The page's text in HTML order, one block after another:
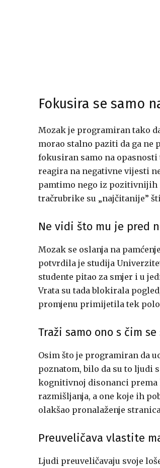
Fokusira se samo
Mozak je programiran tako
morao stalno paziti da ga ne
fokusiran samo na
reagira na negativne vijesti
pamtimo nego iz pozitivnijih
tračrubrike su „najčitanije”
Ne vidi što mu je pred
Mozak se oslanja na
potvrdila je studija
studente pitao za smjer i u
Vrata su tada blokirala
promjenu primijetila tek
Traži samo ono s čim se
Osim što je programiran da
poznatom, bilo da su to ljudi
kognitivnoj disonanci prema
razmišljanja, a one koje ih
olakšao pronalaženje
Preuveličava vlastite
Ljudi preuveličavaju svoje